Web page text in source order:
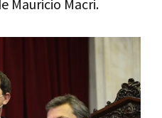
Mauricio Macri.